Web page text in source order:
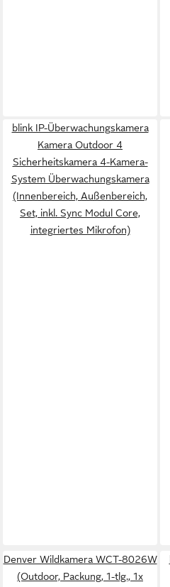
blink IP-Überwachungskamera
Kamera Outdoor 4
Sicherheitskamera 4-Kamera-
System Überwachungskamera
(Innenbereich, Außenbereich,
Set, inkl. Sync Modul Core,
integriertes Mikrofon)
Denver Wildkamera WCT-8026W
(Outdoor, Packung, 1-tlg., 1x